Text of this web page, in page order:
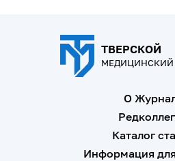
ТВЕРСКОЙ
О
Каталог
Информация